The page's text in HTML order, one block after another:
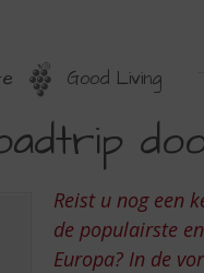
Good Living
Reist u nog een
de populairste
Europa? In de